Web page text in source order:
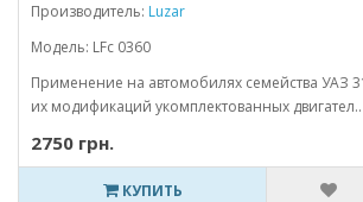
Производитель: Luzar
Модель: LFc 0360
Применение на автомобилях семейства УАЗ
их модификаций укомплектованных двигател..
2750 грн.
КУПИТЬ